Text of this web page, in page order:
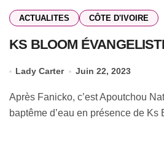
ACTUALITES CÔTE D'IVOIRE
KS BLOOM
Lady Carter Juin 22, 2023
Après Fanicko, c’est Apoutchou National qui reçoit son
baptême d’eau en présence de Ks